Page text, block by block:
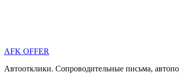
AFK OFFER
Автоотклики. Сопроводительные письма,